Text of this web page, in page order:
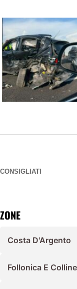
CONSIGLIATI
ZONE
Costa D'Argento
Follonica E